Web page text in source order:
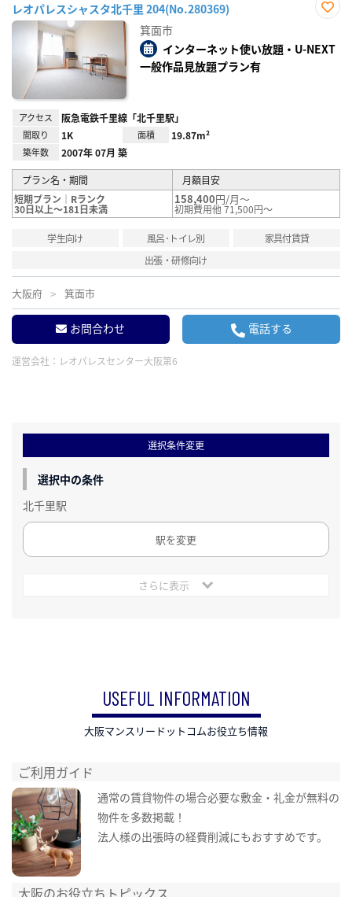
レオパレスシャスタ北千里 204(No.280369)
り登
録
箕面市
インターネット使い放題・U-NEXT
一般作品見放題プラン有
アクセス 阪急電鉄千里線「北千里駅」
間取り 1K 面積 19.87m²
築年数 2007年 07月 築
プラン名・期間
月額目安
短期プラン｜Rランク
30日以上～181日未満
158,400円/月～
初期費用他 71,500円～
学生向け 風呂･トイレ別
家具付賃貸
出張・研修向け
大阪府 箕面市
お問合わせ 電話する
運営会社： レオパレスセンター大阪第6
選択条件変更
選択中の条件
北千里駅
駅を変更
さらに表示
USEFUL INFORMATION
大阪マンスリードットコムお役立ち情報
ご利用ガイド
通常の賃貸物件の場合必要な敷金・礼金が無料の
物件を多数掲載！
法人様の出張時の経費削減にもおすすめです。
大阪のお役立ちトピックス